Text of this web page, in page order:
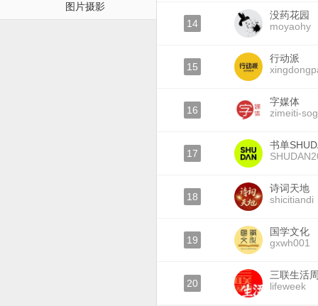
图片摄影
14
没药花园
moyaohy
15
行动派
16
字媒体
zimeiti-
17
书单
18
诗词天地
shicitiandi
19
国学文化
gxwh001
20
三联生活
lifeweek